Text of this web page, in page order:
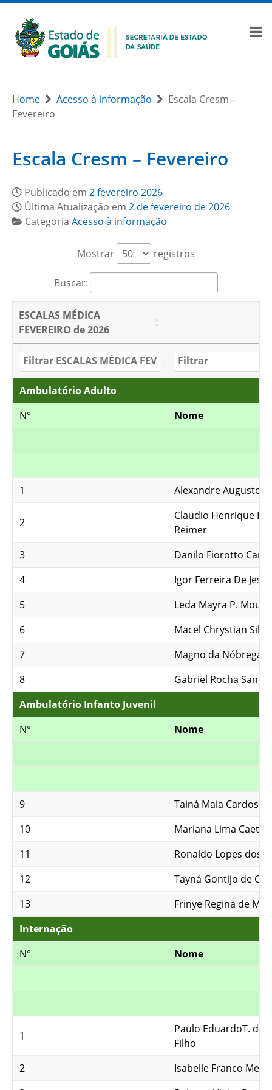
Home Acesso à informação
Escala Cresm –
Fevereiro
Escala Cresm – Fevereiro
Publicado em 2 fevereiro 2026
Última Atualização em 2 de fevereiro de 2026
Categoria Acesso à informação
Mostrar registros
Buscar:
ESCALAS MÉDICA
FEVEREIRO de 2026
Ambulatório Adulto
N°
Nome
1 Alexandre Augusto
2
Claudio Henrique
Reimer
3
Danilo Fiorotto
4
Igor Ferreira De Jesus
5
Leda Mayra P.
6
Macel Chrystian
7
Magno da Nóbrega
8
Gabriel Rocha
Ambulatório Infanto Juvenil
N°
Nome
9
Tainá Maia Cardoso
10
Mariana Lima
11
Ronaldo Lopes dos
12
Tayná Gontijo de
13
Frinye Regina de
Internação
N°
Nome
1
Paulo EduardoT. de
Filho
2
Isabelle Franco